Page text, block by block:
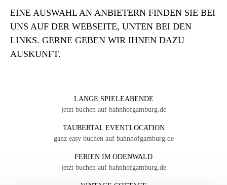
EINE AUSWAHL AN ANBIETERN FINDEN SIE BEI
UNS AUF DER WEBSEITE, UNTEN BEI DEN
LINKS. GERNE GEBEN WIR IHNEN DAZU
AUSKUNFT.
LANGE SPIELEABENDE
jetzt buchen auf bahnhofgamburg.de
TAUBERTAL EVENTLOCATION
ganz easy buchen auf bahnhofgamburg.de
FERIEN IM ODENWALD
jetzt buchen auf bahnhofgamburg.de